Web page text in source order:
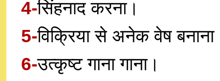
4-सिंहनाद करना।
5-विक्रिया से अनेक वेष
6-उत्कृष्ट गाना गाना।